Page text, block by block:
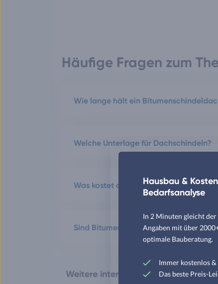
Häufige Fragen zum
Wie lange hält ein
Welche Unterlage für Dachschindeln?
Was kostet der Quadratmeter
Sind Bitumenschindeln wasserdicht?
Weitere interessant Artikel aus
Hausbau &
Bedarfsanalyse
In 2 Minuten gleicht
Angaben mit über
optimale Bauberatung.
Immer kostenlos
Das beste Preis-